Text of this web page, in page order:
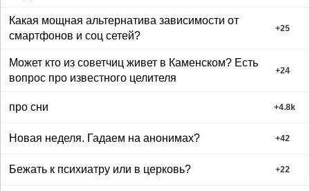
Какая мощная альтернатива зависимости от
смартфонов и соц сетей?
+25
Может кто из советчиц живет в Каменском? Есть
вопрос про известного целителя
+24
про сни +4.8k
Новая неделя. Гадаем на анонимах? +42
Бежать к психиатру или в церковь? +22